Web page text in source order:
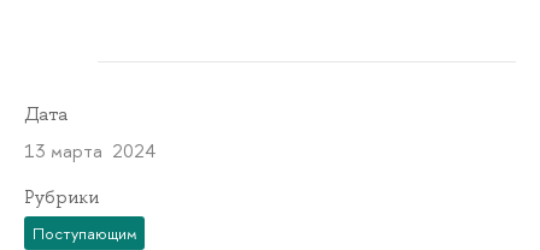
Дата
13 марта 2024
Рубрики
Поступающим